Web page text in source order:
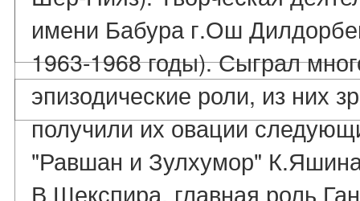
имени Бабура г.Ош
1963-1968 годы). Сыграл
эпизодические роли, из них
получили их овации
"Равшан и Зулхумор"
В.Шекспира, главная роль